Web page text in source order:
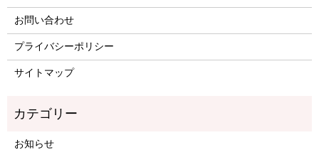
お問い合わせ
プライバシーポリシー
サイトマップ
お知らせ